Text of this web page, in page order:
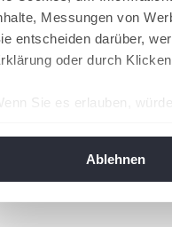
Messungen von
entscheiden darüber,
oder durch
Sie es erlauben,
Ablehnen
Gewalt